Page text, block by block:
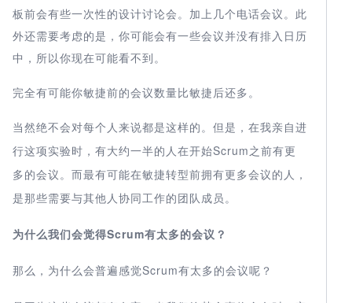
板前会有些一次性的设计讨论会。加上几个电话会议。此
外还需要考虑的是，你可能会有一些会议并没有排入日历
中，所以你现在可能看不到。
完全有可能你敏捷前的会议数量比敏捷后还多。
当然绝不会对每个人来说都是这样的。但是，在我亲自进
行这项实验时，有大约一半的人在开始Scrum 之前有更
多的会议。而最有可能在敏捷转型前拥有更多会议的人，
是那些需要与其他人协同工作的团队成员。
为什么我们会觉得Scrum有太多的会议？
那么，为什么会普遍感觉Scrum有太多的会议呢？